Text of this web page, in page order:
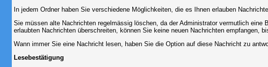
In jedem Ordner haben Sie verschiedene Möglichkeiten, die es Ihnen erlauben
Sie müssen alte Nachrichten regelmässig löschen, da der Administrator vermutlich
erlaubten Nachrichten überschreiten, können Sie keine neuen Nachrichten empfangen,
Wann immer Sie eine Nachricht lesen, haben Sie die Option auf diese Nachricht zu
Lesebestätigung